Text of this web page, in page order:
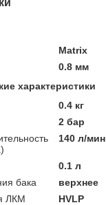
Matrix
0.8 мм
характеристики
0.4 кг
2 бар
140 л/мин
0.1 л
бака
верхнее
ЛКМ
HVLP